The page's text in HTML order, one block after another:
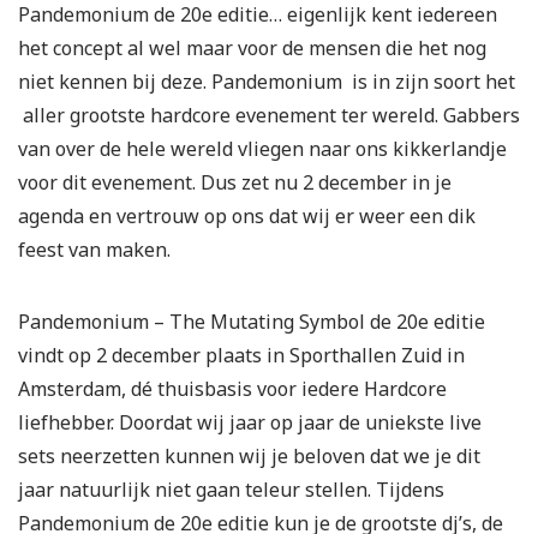
Pandemonium de 20eeditie… eigenlijk kent iedereen
het concept al wel maar voor de mensen die het nog
niet kennen bij deze. Pandemonium is in zijn soort het
aller grootste hardcore evenement ter wereld. Gabbers
van over de hele wereld vliegen naar ons kikkerlandje
voor dit evenement. Dus zet nu 2 december in je
agenda en vertrouw op ons dat wij er weer een dik
feest van maken.
Pandemonium – The Mutating Symbol de 20eeditie
vindt op 2 december plaats in Sporthallen Zuid in
Amsterdam, dé thuisbasis voor iedere Hardcore
liefhebber. Doordat wij jaar op jaar de uniekste live
sets neerzetten kunnen wij je beloven dat we je dit
jaar natuurlijk niet gaan teleur stellen. Tijdens
Pandemonium de 20eeditie kun je de grootste dj’s, de